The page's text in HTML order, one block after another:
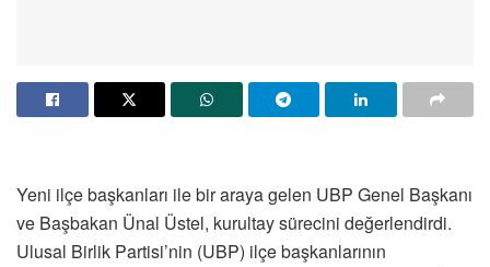
Yeni ilçe başkanları ile bir araya gelen UBP Genel Başkanı
ve Başbakan Ünal Üstel, kurultay sürecini değerlendirdi.
Ulusal Birlik Partisi’nin (UBP) ilçe başkanlarının